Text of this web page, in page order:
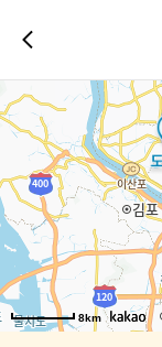
8km
8km
8km
8km
8km
8km
8km
8km